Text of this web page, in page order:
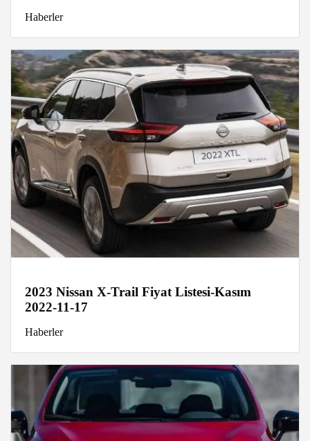
Haberler
2023 Nissan X-Trail Fiyat Listesi-Kasım
2022-11-17
Haberler